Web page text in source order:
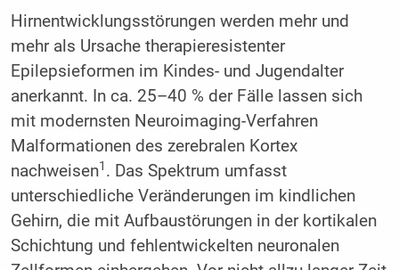
Hirnentwicklungsstörungen werden mehr und
mehr als Ursache therapieresistenter
Epilepsieformen im Kindes- und Jugendalter
anerkannt. In ca. 25–40 % der Fälle lassen sich
mit modernsten Neuroimaging-Verfahren
Malformationen des zerebralen Kortex
nachweisen1 . Das Spektrum umfasst
unterschiedliche Veränderungen im kindlichen
Gehirn, die mit Aufbaustörungen in der kortikalen
Schichtung und fehlentwickelten neuronalen